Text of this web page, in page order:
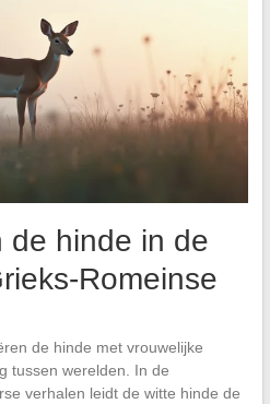
de hinde in de
Romeinse
de hinde met vrouwelijke
tussen werelden. In de
verhalen leidt de witte hinde de